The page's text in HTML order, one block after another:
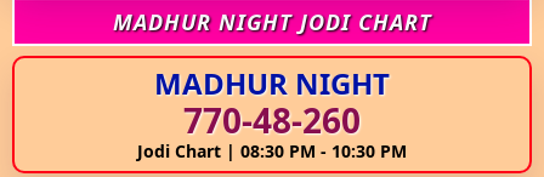
MADHUR NIGHT JODI CHART
MADHUR NIGHT
770-48-260
Jodi Chart | 08:30 PM - 10:30 PM